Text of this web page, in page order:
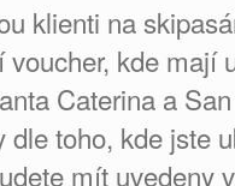
klienti na
kde mají
Caterina a
toho, kde jste
mít uvedeny